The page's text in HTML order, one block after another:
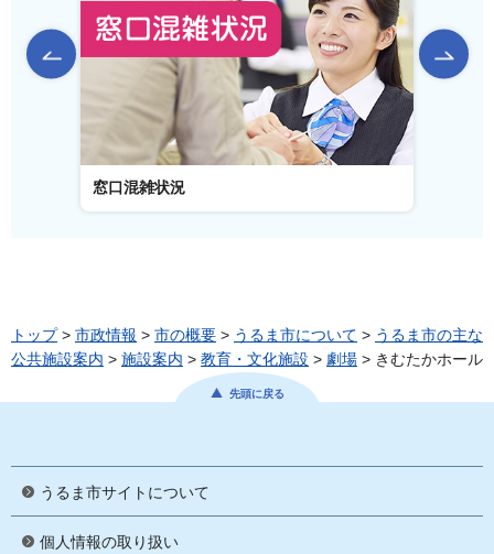
前のスライドを表示
窓口混雑状況
トップ> 市政情報 > 市の概要 > うるま市について > うるま市の主な
公共施設案内 > 施設案内 > 教育・文化施設 > 劇場 > きむたかホール
先頭に戻る
うるま市サイトについて
個人情報の取り扱い